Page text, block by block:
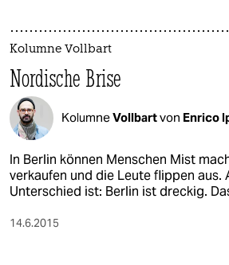
Kolumne Vollbart
Nordische Brise
KolumneVollbartvon Enrico
In Berlin können Menschen Mist
verkaufen und die Leute flippen aus.
Unterschied ist: Berlin ist dreckig.
14.6.2015